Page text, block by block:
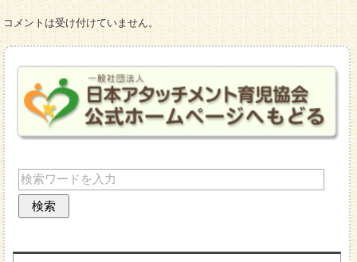
コメントは受け付けていません。